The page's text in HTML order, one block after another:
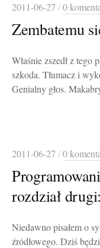
2011-06-27 /0
Zembatemu
Właśnie zszedł z tego
szkoda. Tłumacz i
Genialny głos.
2011-06-27 /0
rozdział
Niedawno pisałem o
źródłowego. Dziś